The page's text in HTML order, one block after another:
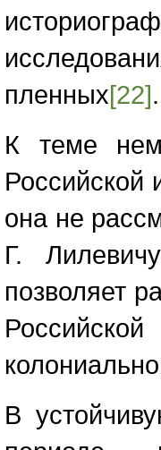
пленных[22].
К теме
Российской
она не
Г.
позволяет
В